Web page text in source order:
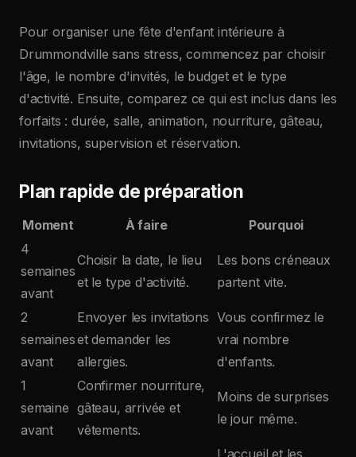
Pour organiser une fête d'enfant intérieure à
Drummondville sans stress, commencez par choisir
l'âge, le nombre d'invités, le budget et le type
d'activité. Ensuite, comparez ce qui est inclus dans les
forfaits : durée, salle, animation, nourriture, gâteau,
invitations, supervision et réservation.
Plan rapide de préparation
Moment À faire
Pourquoi
4
semaines
avant
Choisir la date, le lieu
et le type d'activité.
Les bons créneaux
partent vite.
2
semaines
avant
Envoyer les invitations
et demander les
allergies.
Vous confirmez le
vrai nombre
d'enfants.
1
semaine
avant
Confirmer nourriture,
gâteau, arrivée et
vêtements.
Moins de surprises
le jour même.
L'accueil et les